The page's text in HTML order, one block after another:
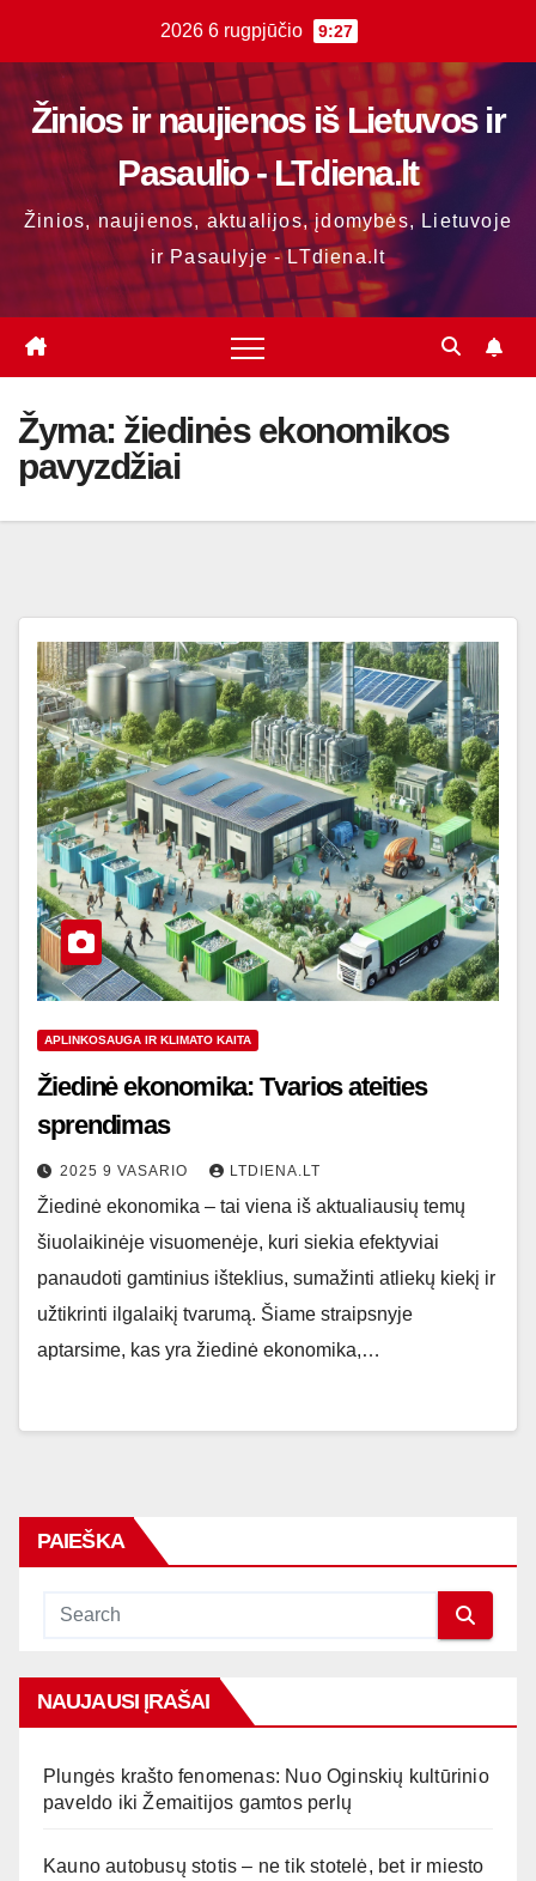
content
2026 6 rugpjūčio 9:27
Žinios ir naujienos iš Lietuvos ir
Pasaulio - LTdiena.lt
Žinios, naujienos, aktualijos, įdomybės, Lietuvoje
ir Pasaulyje - LTdiena.lt
Žyma: žiedinės ekonomikos
pavyzdžiai
APLINKOSAUGA IR KLIMATO KAITA
Žiedinė ekonomika: Tvarios ateities
sprendimas
2025 9 VASARIO LTDIENA.LT
Žiedinė ekonomika – tai viena iš aktualiausių temų
šiuolaikinėje visuomenėje, kuri siekia efektyviai
panaudoti gamtinius išteklius, sumažinti atliekų kiekį ir
užtikrinti ilgalaikį tvarumą. Šiame straipsnyje
aptarsime, kas yra žiedinė ekonomika,…
PAIEŠKA
NAUJAUSI ĮRAŠAI
Plungės krašto fenomenas: Nuo Oginskių kultūrinio
paveldo iki Žemaitijos gamtos perlų
Kauno autobusų stotis – ne tik stotelė, bet ir miesto